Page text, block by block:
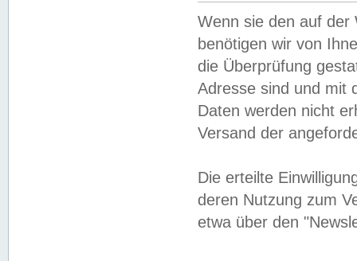
Wenn sie den auf der
benötigen wir von
die Überprüfung
Adresse sind und mit
Daten werden nicht
Versand der
Die erteilte
deren Nutzung zum
etwa über den